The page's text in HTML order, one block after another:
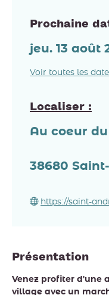
Prochaine
jeu. 13 août
Voir toutes les
Localiser :
Au coeur
38680
https://saint-
Présentation
Venez profiter d'une
village avec un